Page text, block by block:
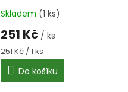
Skladem (1 ks)
251 Kč / ks
Měrná
cena:
251 Kč / 1 ks
Do košíku